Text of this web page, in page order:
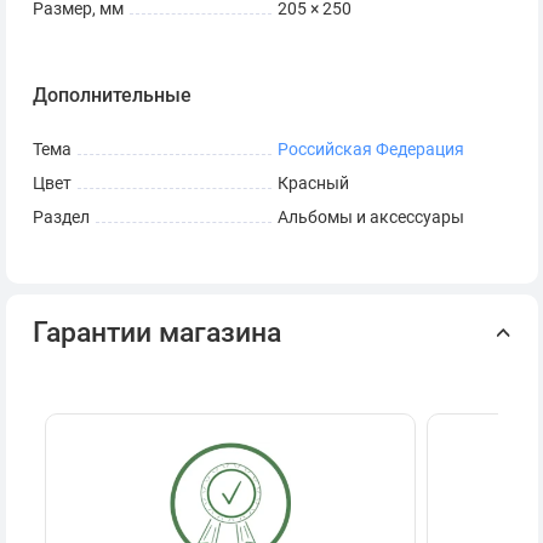
места под сувенирные и общественные памятные
гнезда под историческую линейку жетонов,
посвященную участникам восстания 1825 года и
важным событиям того периода.
изготовлен из плотного многослойного картона и
меди, нейзильбера) от потемнения, окисления и
появления налета.
Фирменная система выдвижных задвижек:
Размер, мм 205 × 250
Дополнительные
Тема
Российская Федерация
Цвет
Красный
Раздел
Альбомы и аксессуары
Гарантии магазина